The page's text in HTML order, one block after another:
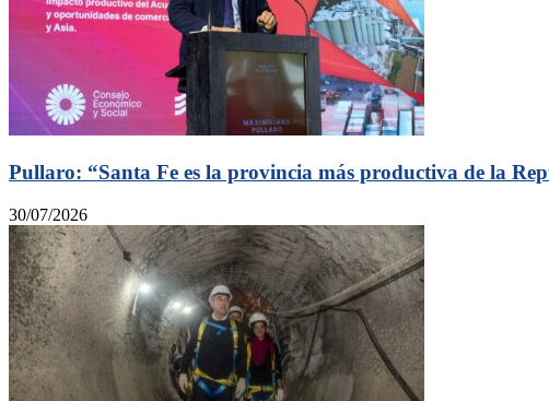
Pullaro: “Santa Fe es la provincia más productiva de la
30/07/2026